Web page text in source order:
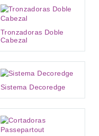
Tronzadoras Doble
Cabezal
Sistema Decoredge